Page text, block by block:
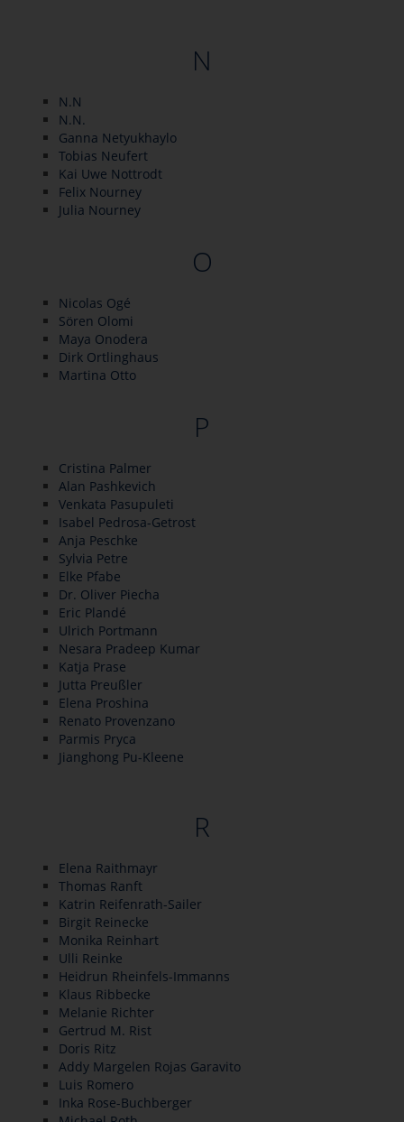
N
N.N
N.N.
Ganna Netyukhaylo
Tobias Neufert
Kai Uwe Nottrodt
Felix Nourney
Julia Nourney
O
Nicolas Ogé
Sören Olomi
Maya Onodera
Dirk Ortlinghaus
Martina Otto
P
Cristina Palmer
Alan Pashkevich
Venkata Pasupuleti
Isabel Pedrosa-Getrost
Anja Peschke
Sylvia Petre
Elke Pfabe
Dr. Oliver Piecha
Eric Plandé
Ulrich Portmann
Nesara Pradeep Kumar
Katja Prase
Jutta Preußler
Elena Proshina
Renato Provenzano
Parmis Pryca
Jianghong Pu-Kleene
R
Elena Raithmayr
Thomas Ranft
Katrin Reifenrath-Sailer
Birgit Reinecke
Monika Reinhart
Ulli Reinke
Heidrun Rheinfels-Immanns
Klaus Ribbecke
Melanie Richter
Gertrud M. Rist
Doris Ritz
Addy Margelen Rojas Garavito
Luis Romero
Inka Rose-Buchberger